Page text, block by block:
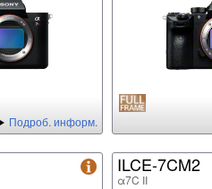
Подроб. информ.
ILCE-7CM2
α7C II